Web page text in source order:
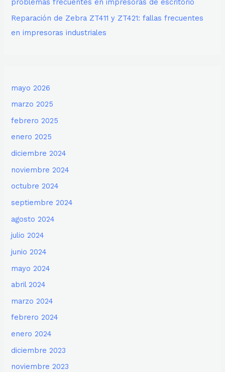
problemas frecuentes en impresoras de escritorio
Reparación de Zebra ZT411 y ZT421: fallas frecuentes
en impresoras industriales
mayo 2026
marzo 2025
febrero 2025
enero 2025
diciembre 2024
noviembre 2024
octubre 2024
septiembre 2024
agosto 2024
julio 2024
junio 2024
mayo 2024
abril 2024
marzo 2024
febrero 2024
enero 2024
diciembre 2023
noviembre 2023